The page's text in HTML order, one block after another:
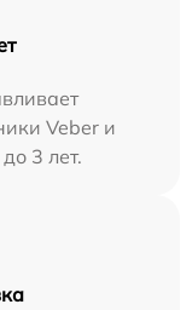
Veber и
3 лет.